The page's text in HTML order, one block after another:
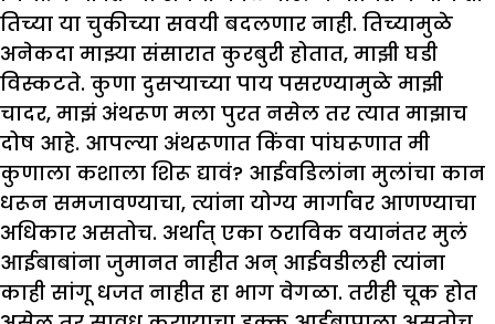
तिच्या या चुकीच्या सवयी बदलणार नाही. तिच्यामुळे
अनेकदा माझ्या संसारात कुरबुरी होतात, माझी घडी
विस्कटते. कुणा दुसऱ्याच्या पाय पसरण्यामुळे माझी
चादर, माझं अंथरूण मला पुरत नसेल तर त्यात माझाच
दोष आहे. आपल्या अंथरूणात किंवा पांघरूणात मी
कुणाला कशाला शिरू द्यावं? आईवडिलांना मुलांचा कान
धरून समजावण्याचा, त्यांना योग्य मार्गावर आणण्याचा
अधिकार असतोच. अर्थात् एका ठराविक वयानंतर मुलं
आईबाबांना जुमानत नाहीत अन् आईवडीलही त्यांना
काही सांगू धजत नाहीत हा भाग वेगळा. तरीही चूक होत